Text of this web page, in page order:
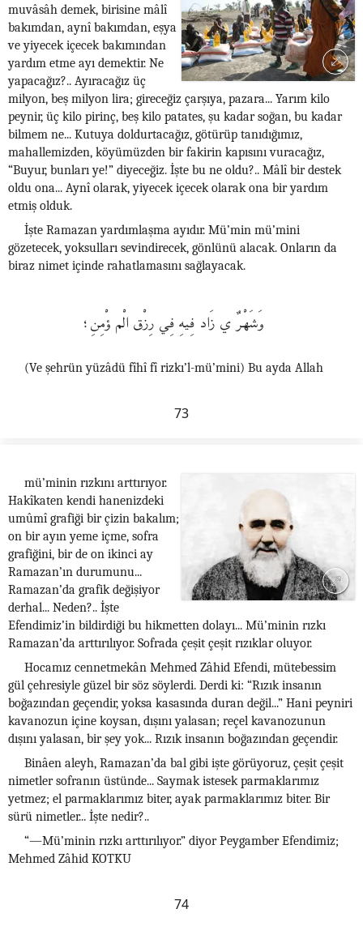
muvâsâh demek, birisine mâlî
bakımdan, aynî bakımdan, eşya
ve yiyecek içecek bakımından
yardım etme ayı demektir. Ne
yapacağız?.. Ayıracağız üç
milyon, beş milyon lira; gireceğiz çarşıya, pazara... Yarım kilo
peynir, üç kilo pirinç, beş kilo patates, şu kadar soğan, bu kadar
bilmem ne... Kutuya doldurtacağız, götürüp tanıdığımız,
mahallemizden, köyümüzden bir fakirin kapısını vuracağız,
“Buyur, bunları ye!” diyeceğiz. İşte bu ne oldu?.. Mâlî bir destek
oldu ona... Aynî olarak, yiyecek içecek olarak ona bir yardım
etmiş olduk.
İşte Ramazan yardımlaşma ayıdır. Mü’min mü’mini
gözetecek, yoksulları sevindirecek, gönlünü alacak. Onların da
biraz nimet içinde rahatlamasını sağlayacak.
وَشَهْرٌ ي زَاد فِيهِ فِي رِزْق الْم ؤْمِنِ؛
(Ve şehrün yüzâdü fîhî fî rizkı’l-mü’mini) Bu ayda Allah
73
mü’minin rızkını arttırıyor.
Hakîkaten kendi hanenizdeki
umûmî grafiği bir çizin bakalım;
on bir ayın yeme içme, sofra
grafiğini, bir de on ikinci ay
Ramazan’ın durumunu...
Ramazan’da grafik değişiyor
derhal... Neden?.. İşte
Efendimiz’in bildirdiği bu hikmetten dolayı... Mü’minin rızkı
Ramazan’da arttırılıyor. Sofrada çeşit çeşit rızıklar oluyor.
Hocamız cennetmekân Mehmed Zâhid Efendi, mütebessim
gül çehresiyle güzel bir söz söylerdi. Derdi ki: “Rızık insanın
boğazından geçendir, yoksa kasasında duran değil...” Hani peyniri
kavanozun içine koysan, dışını yalasan; reçel kavanozunun
dışını yalasan, bir şey yok... Rızık insanın boğazından geçendir.
Binâen aleyh, Ramazan’da bal gibi işte görüyoruz, çeşit çeşit
nimetler sofranın üstünde... Saymak istesek parmaklarımız
yetmez; el parmaklarımız biter, ayak parmaklarımız biter. Bir
sürü nimetler... İşte nedir?..
“—Mü’minin rızkı arttırılıyor.” diyor Peygamber Efendimiz;
Mehmed Zâhid KOTKU
74